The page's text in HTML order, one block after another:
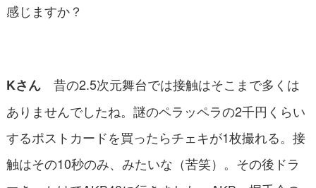
感じますか？
Kさん昔の2.5次元舞台では接触はそこまで多くは
ありませんでしたね。謎のペラッペラの2千円くらい
するポストカードを買ったらチェキが1枚撮れる。接
触はその10秒のみ、みたいな（苦笑）。その後ドラ